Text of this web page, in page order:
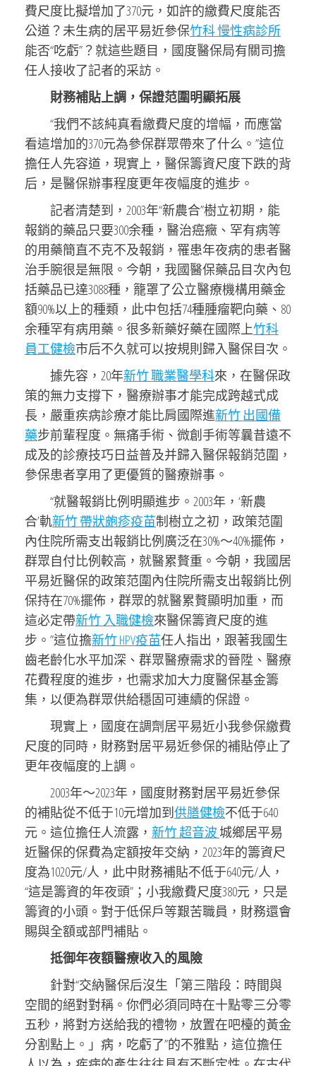
費尺度比擬增加了370元，如許的繳費尺度能否
公道？未生病的居平易近參保竹科 慢性病診所
能否“吃虧”？就這些題目，國度醫保局有關司擔
任人接收了記者的采訪。
財務補貼上調，保證范圍明顯拓展
“我們不該純真看繳費尺度的增幅，而應當
看這增加的370元為參保群眾帶來了什么。”這位
擔任人先容道，現實上，醫保籌資尺度下跌的背
后，是醫保辦事程度更年夜幅度的進步。
記者清楚到，2003年“新農合”樹立初期，能
報銷的藥品只要300余種，醫治癌癥、罕有病等
的用藥簡直不克不及報銷，罹患年夜病的患者醫
治手腕很是無限。今朝，我國醫保藥品目次內包
括藥品已達3088種，籠罩了公立醫療機構用藥金
額90%以上的種類，此中包括74種腫瘤靶向藥、80
余種罕有病用藥。很多新藥好藥在國際上竹科
員工健檢市后不久就可以按規則歸入醫保目次。
據先容，20年新竹 職業醫學科來，在醫保政
策的無力支撐下，醫療辦事才能完成跨越式成
長，嚴重疾病診療才能比肩國際進新竹 出國備
藥步前輩程度。無痛手術、微創手術等曩昔遠不
成及的診療技巧日益普及并歸入醫保報銷范圍，
參保患者享用了更優質的醫療辦事。
“就醫報銷比例明顯進步。2003年，‘新農
合’軌新竹 帶狀皰疹疫苗制樹立之初，政策范圍
內住院所需支出報銷比例廣泛在30%～40%擺佈，
群眾自付比例較高，就醫累贅重。今朝，我國居
平易近醫保的政策范圍內住院所需支出報銷比例
保持在70%擺佈，群眾的就醫累贅顯明加重，而
這必定帶新竹 入職健檢來醫保籌資尺度的進
步。”這位擔新竹 HPV疫苗任人指出，跟著我國生
齒老齡化水平加深、群眾醫療需求的晉陞、醫療
花費程度的進步，也需求加大力度醫保基金籌
集，以便為群眾供給穩固可連續的保證。
現實上，國度在調劑居平易近小我參保繳費
尺度的同時，財務對居平易近參保的補貼停止了
更年夜幅度的上調。
2003年～2023年，國度財務對居平易近參保
的補貼從不低于10元增加到供膳健檢不低于640
元。這位擔任人流露， 新竹 超音波城鄉居平易
近醫保的保費為定額按年交納，2023年的籌資尺
度為1020元/人，此中財務補貼不低于640元/人，
“這是籌資的年夜頭”；小我繳費尺度380元，只是
籌資的小頭。對于低保戶等艱苦職員，財務還會
賜與全額或部門補貼。
抵御年夜額醫療收入的風險
針對“交納醫保后沒生「第三階段：時間與
空間的絕對對稱。你們必須同時在十點零三分零
五秒，將對方送給我的禮物，放置在吧檯的黃金
分割點上。」病，吃虧了”的不雅點，這位擔任